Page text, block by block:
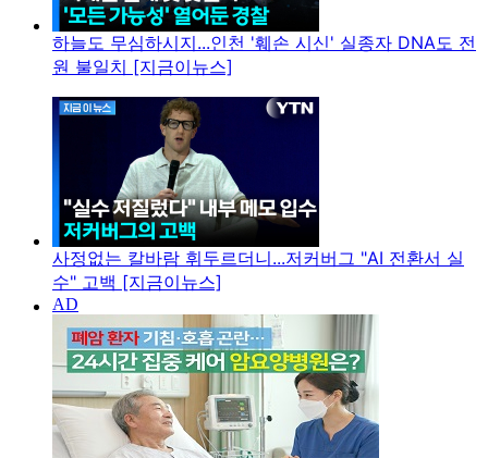
하늘도 무심하시지...인천 '훼손 시신' 실종자 DNA도 전
원 불일치 [지금이뉴스]
사정없는 칼바람 휘두르더니...저커버그 "AI 전환서 실
수" 고백 [지금이뉴스]